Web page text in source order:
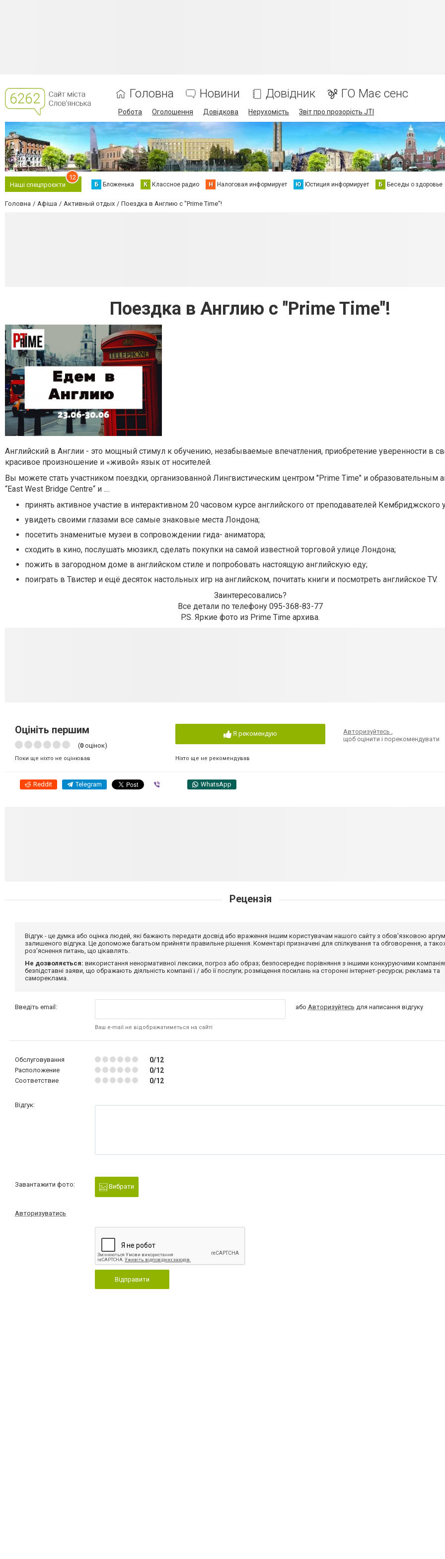
Головна Новини Довідник ГО Має сенс
Робота Оголошення Довідкова Нерухомість Звіт про прозорість JTI
Наші спецпроєкти
12
Б Бложенька К Классное радио Н Налоговая информирует Ю Юстиция информирует Б Беседы о здоровье
Головна Афіша Активный отдых Поездка в Англию с "Prime Time"!
Поездка в Англию с "Prime Time"!
Английский в Англии - это мощный стимул к обучению, незабываемые впечатления, приобретение уверенности в
красивое произношение и «живой» язык от носителей.
Вы можете стать участником поездки, организованной Лингвистическим центром "Prime Time" и образовательным
“East West Bridge Centre“ и ....
принять активное участие в интерактивном 20 часовом курсе английского от преподавателей Кембриджского
увидеть своими глазами все самые знаковые места Лондона;
посетить знаменитые музеи в сопровождении гида- аниматора;
сходить в кино, послушать мюзикл, сделать покупки на самой известной торговой улице Лондона;
пожить в загородном доме в английском стиле и попробовать настоящую английскую еду;
поиграть в Твистер и ещё десяток настольных игр на английском, почитать книги и посмотреть английское TV.
Заинтересовались?
Все детали по телефону 095-368-83-77
P.S. Яркие фото из Prime Time архива.
Оцініть першим
(0 оцінок)
Поки ще ніхто не оцінював
Я рекомендую
Ніхто ще не рекомендував
Авторизуйтесь,
щоб оцінити і порекомендувати
Reddit Telegram WhatsApp
Рецензія
Відгук - це думка або оцінка людей, які бажають передати досвід або враження іншим користувачам нашого сайту з обов'язковою
залишеного відгука. Це допоможе багатьом прийняти правильне рішення. Коментарі призначені для спілкування та обговорення, а
роз'яснення питань, що цікавлять.
Не дозволяється: використання ненормативної лексики, погроз або образ; безпосереднє порівняння з іншими конкуруючими
безпідставні заяви, що ображають діяльність компанії і / або її послуги; розміщення посилань на сторонні інтернет-ресурси; реклама та
самореклама.
Введіть email:
Ваш e-mail не відображатиметься на сайті
або Авторизуйтесь для написання відгуку
Обслуговування 0/12
Расположение 0/12
Соответствие 0/12
Відгук:
Завантажити фото: Вибрати
Авторизуватись
Відправити